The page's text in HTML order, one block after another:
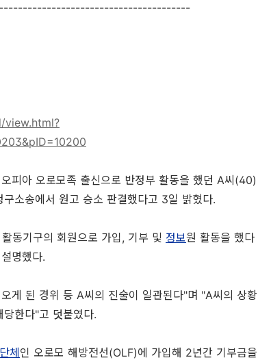
view.html?
피아 오로모족 출신으로 반정부 활동을 했던 A씨(40)
소송에서 원고 승소 판결했다고 3일 밝혔다.
동기구의 회원으로 가입, 기부 및 정보원 활동을 했다
명했다.
게 된 경위 등 A씨의 진술이 일관된다"며 "A씨의 상황
한다"고 덧붙였다.
단체 인 오로모 해방전선(OLF)에 가입해 2년간 기부금을